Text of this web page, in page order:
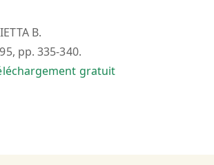
B.
pp. 335-340.
gratuit